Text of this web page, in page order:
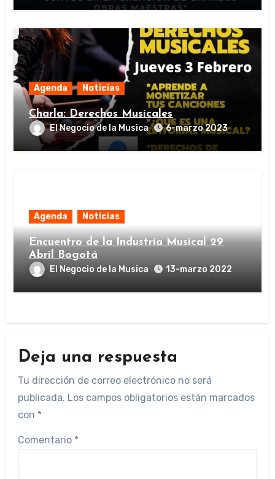
Agenda Noticias
Charla: Derechos Musicales
El Negocio de la Musica 6-marzo 2023
Agenda Noticias
Encuentro de la Industria Musical 29
Abril Bogotá
El Negocio de la Musica 13-marzo 2022
Deja una respuesta
Tu dirección de correo electrónico no será
publicada. Los campos obligatorios están marcados
con *
Comentario *